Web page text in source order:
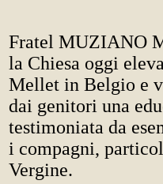
Fratel MUZIANO
la Chiesa oggi
Mellet in Belgio e
dai genitori una
testimoniata da
i compagni,
Vergine.